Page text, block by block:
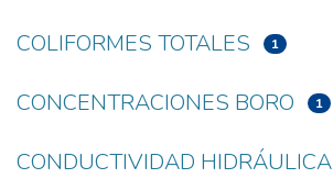
COLIFORMES TOTALES 1
CONCENTRACIONES BORO 1
CONDUCTIVIDAD HIDRÁULICA